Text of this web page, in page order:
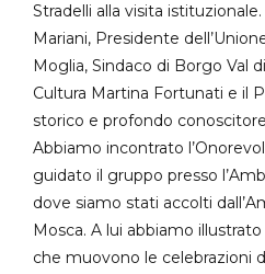
Stradelli alla visita
Mariani, Presidente
Moglia, Sindaco di Borgo Val di
Cultura Martina Fortunati e il
storico e profondo
Abbiamo incontrato
guidato il gruppo presso
dove siamo stati accolti
Mosca. A lui abbiamo
che muovono le celebrazioni